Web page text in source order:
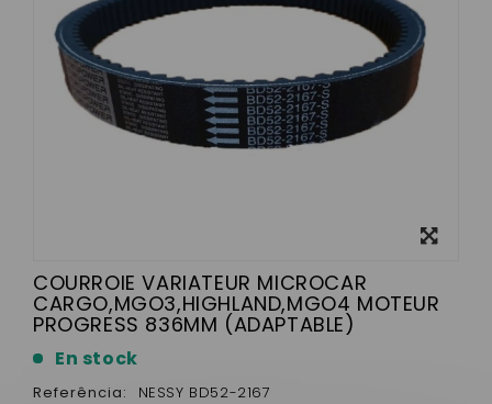
COURROIE VARIATEUR MICROCAR
CARGO,MGO3,HIGHLAND,MGO4 MOTEUR
PROGRESS 836MM (ADAPTABLE)
En stock
Referência: NESSY BD52-2167